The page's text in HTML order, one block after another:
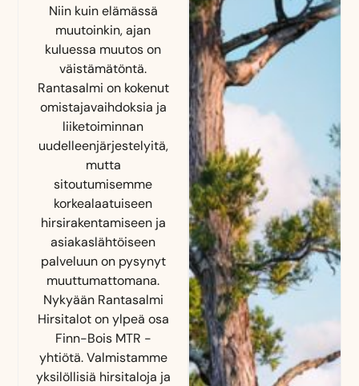
Niin kuin elämässä
muutoinkin, ajan
kuluessa muutos on
väistämätöntä.
Rantasalmi on kokenut
omistajavaihdoksia ja
liiketoiminnan
uudelleenjärjestelyitä,
mutta
sitoutumisemme
korkealaatuiseen
hirsirakentamiseen ja
asiakaslähtöiseen
palveluun on pysynyt
muuttumattomana.
Nykyään Rantasalmi
Hirsitalot on ylpeä osa
Finn-Bois MTR -
yhtiötä. Valmistamme
yksilöllisiä hirsitaloja ja